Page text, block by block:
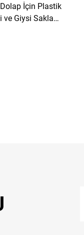
İçin Plastik
Giysi Saklama